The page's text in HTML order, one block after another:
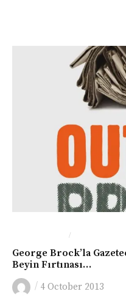
/
George Brock’la
Beyin Fırtınası…
/ 4 October 2013